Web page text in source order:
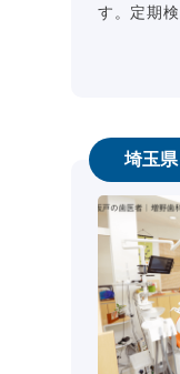
す。定期
ートする
埼玉県